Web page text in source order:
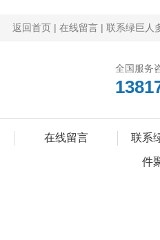
返回首页 | 在线留言 | 联系绿巨人
全国服务咨
在线留言 联系
件